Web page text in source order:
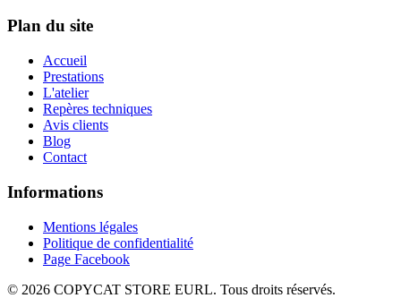
Plan du site
Accueil
Prestations
L'atelier
Repères techniques
Avis clients
Blog
Contact
Informations
Mentions légales
Politique de confidentialité
Page Facebook
© 2026 COPYCAT STORE EURL. Tous droits réservés.